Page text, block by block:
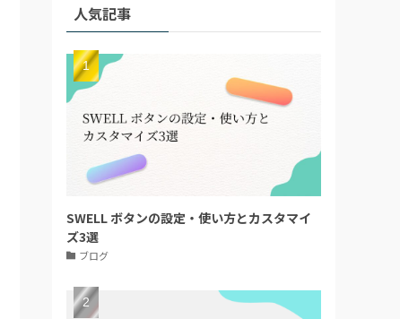
人気記事
SWELL ボタンの設定・使い方とカスタマイ
ズ3選
ブログ